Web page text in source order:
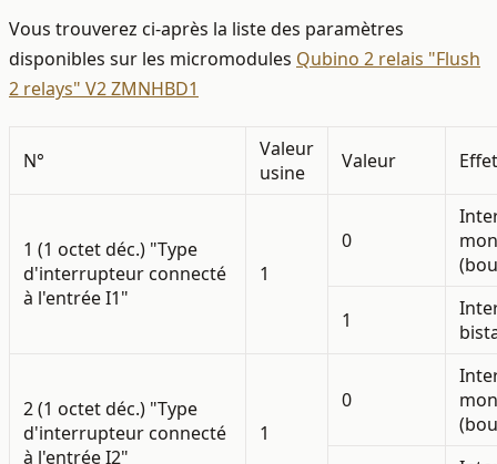
Vous trouverez ci-après la liste des paramètres
disponibles sur les micromodules Qubino 2 relais "Flush
2 relays" V2 ZMNHBD1
N°
Valeur
usine
Valeur Effet
1 (1 octet déc.) "Type
d'interrupteur connecté
à l'entrée I1"
1
0
1
2 (1 octet déc.) "Type
d'interrupteur connecté
à l'entrée I2"
1
0